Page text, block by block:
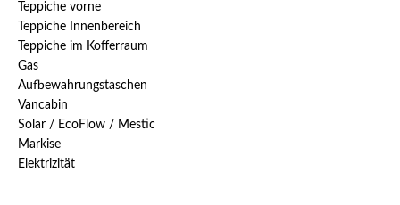
Teppiche vorne
Teppiche Innenbereich
Teppiche im Kofferraum
Gas
Aufbewahrungstaschen
Vancabin
Solar / EcoFlow / Mestic
Markise
Elektrizität